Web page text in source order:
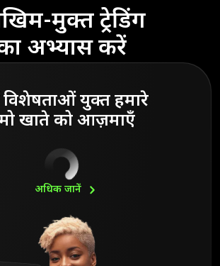
मुक्त ट्रेडिंग
अभ्यास करें
विशेषताओं युक्त हमारे
खाते को आज़माएँ
अधिक जानें